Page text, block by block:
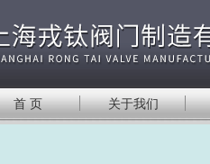
首 页 关于我们